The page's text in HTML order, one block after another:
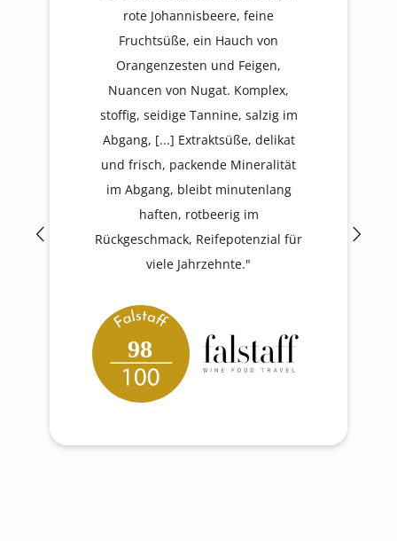
rote Johannisbeere, feine
Fruchtsüße, ein Hauch von
Orangenzesten und Feigen,
Nuancen von Nugat. Komplex,
stoffig, seidige Tannine, salzig im
Abgang, [...] Extraktsüße, delikat
und frisch, packende Mineralität
im Abgang, bleibt minutenlang
haften, rotbeerig im
Rückgeschmack, Reifepotenzial für
viele Jahrzehnte."
98